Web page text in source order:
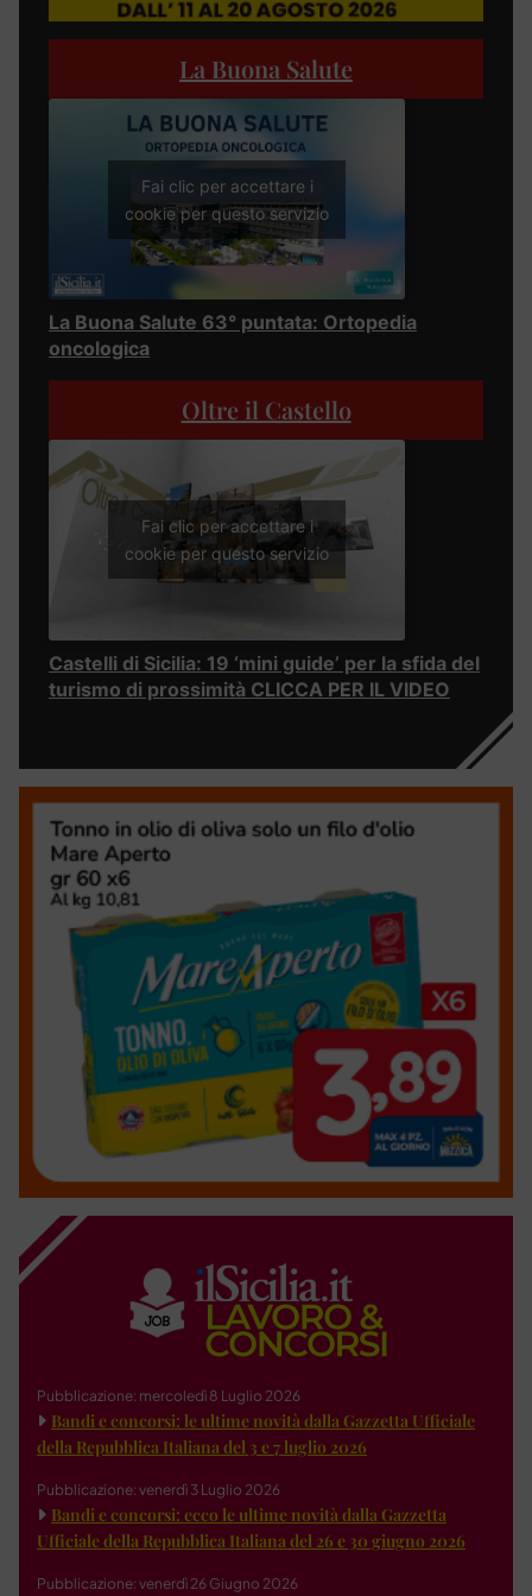
La Buona Salute
Fai clic per accettare i
cookie per questo servizio
La Buona Salute 63° puntata: Ortopedia
oncologica
Oltre il Castello
Fai clic per accettare i
cookie per questo servizio
Castelli di Sicilia: 19 ‘mini guide’ per la sfida del
turismo di prossimità CLICCA PER IL VIDEO
Pubblicazione: mercoledì 8 Luglio 2026
Bandi e concorsi: le ultime novità dalla Gazzetta Ufficiale
della Repubblica Italiana del 3 e 7 luglio 2026
Pubblicazione: venerdì 3 Luglio 2026
Bandi e concorsi: ecco le ultime novità dalla Gazzetta
Ufficiale della Repubblica Italiana del 26 e 30 giugno 2026
Pubblicazione: venerdì 26 Giugno 2026